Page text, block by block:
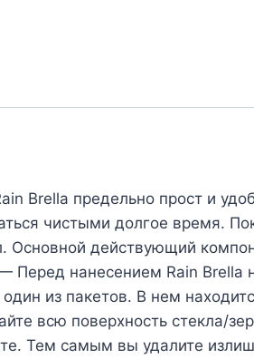
Brella предельно прост и
чистыми долгое время.
Основной действующий
Перед нанесением Rain
из пакетов. В нем
всю поверхность стекла/
Тем самым вы удалите